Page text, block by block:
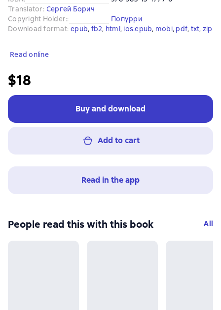
Translator: Сергей Борич
Copyright Holder::
Попурри
Download format: epub, fb2, html, ios.epub, mobi, pdf, txt, zip
Read online
$18
Buy and download
Add to cart
Read in the app
People read this with this book All